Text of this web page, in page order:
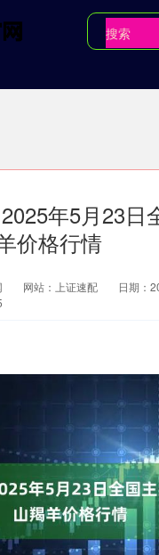
年5月23日
价格行情
网站：上证速配
日期：